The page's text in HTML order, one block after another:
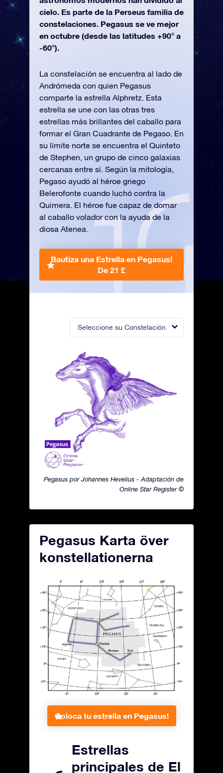
Seleccione su Constelación
Pegasus por Johannes Hevelius - Adaptación de
Online Star Register ©
cielo. Es parte de la Perseus familia de
constelaciones. Pegasus se ve mejor
en octubre (desde las latitudes +90° a
-60°).
La constelación se encuentra al lado de
Andrómeda con quien Pegasus
comparte la estrella Alphretz. Esta
estrella se une con las otras tres
estrellas más brillantes del caballo para
formar el Gran Cuadrante de Pegaso. En
su límite norte se encuentra el Quinteto
de Stephen, un grupo de cinco galaxias
cercanas entre sí. Según la mitología,
Pegaso ayudó al héroe griego
Belerofonte cuando luchó contra la
Quimera. El héroe fue capaz de domar
al caballo volador con la ayuda de la
diosa Atenea.
Bautiza una Estrella en Pegasus!
De 21 £
Pegasus Karta över
konstellationerna
Coloca tu estrella en Pegasus!
Estrellas
principales de El